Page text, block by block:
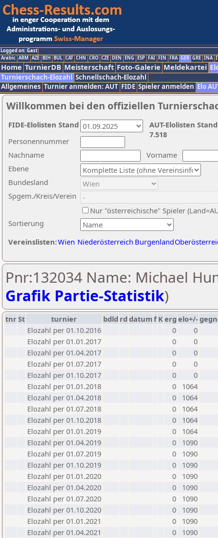
Logged on: Gast
Arabic ARM AZE BIH BUL CAT CHN CRO CZE DEN ENG ESP FAI FIN FRA GER GRE INA
Home TurnierDB Meisterschaft Foto-Galerie Meldekartei
Turnierschach-Elozahl Schnellschach-Elozahl
Allgemeines Turnier anmelden: AUT FIDE Spieler anmelden Elo
Willkommen bei den offiziellen
Nachname
Vorname
Ebene
Sortierung
Personennummer
Bundesland
Spgem./Kreis/Verein
Nur "österreichische" Spieler
Vereinslisten:Wien Niederösterreich Burgenland
AUT-Elolisten
7.518
FIDE-Elolisten Stand
Pnr:132034 Name: Michael
Grafik Partie-Statistik)
tnrSt turnier bdld rd datumf Kerg elo+/-
Elozahl per 01.10.2016
0
0
Elozahl per 01.01.2017
0
0
Elozahl per 01.04.2017
0
0
Elozahl per 01.07.2017
0
0
Elozahl per 01.10.2017
0
0
Elozahl per 01.01.2018
0
1064
Elozahl per 01.04.2018
0
1064
Elozahl per 01.07.2018
0
1064
Elozahl per 01.10.2018
0
1064
Elozahl per 01.01.2019
0
1064
Elozahl per 01.04.2019
0
1090
Elozahl per 01.07.2019
0
1090
Elozahl per 01.10.2019
0
1090
Elozahl per 01.01.2020
0
1090
Elozahl per 01.04.2020
0
1090
Elozahl per 01.07.2020
0
1090
Elozahl per 01.10.2020
0
1090
Elozahl per 01.01.2021
0
1090
Elozahl per 01.04.2021
0
1090